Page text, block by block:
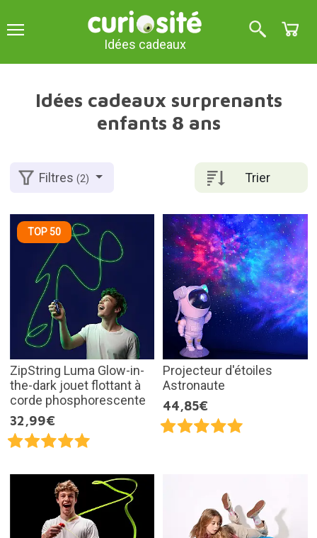
Idées cadeaux
Idées cadeaux surprenants
enfants 8 ans
Trier
Filtres(2)
TOP 50
ZipString Luma Glow-in-
the-dark jouet flottant à
corde phosphorescente
32,99€
Projecteur d'étoiles
Astronaute
44,85€